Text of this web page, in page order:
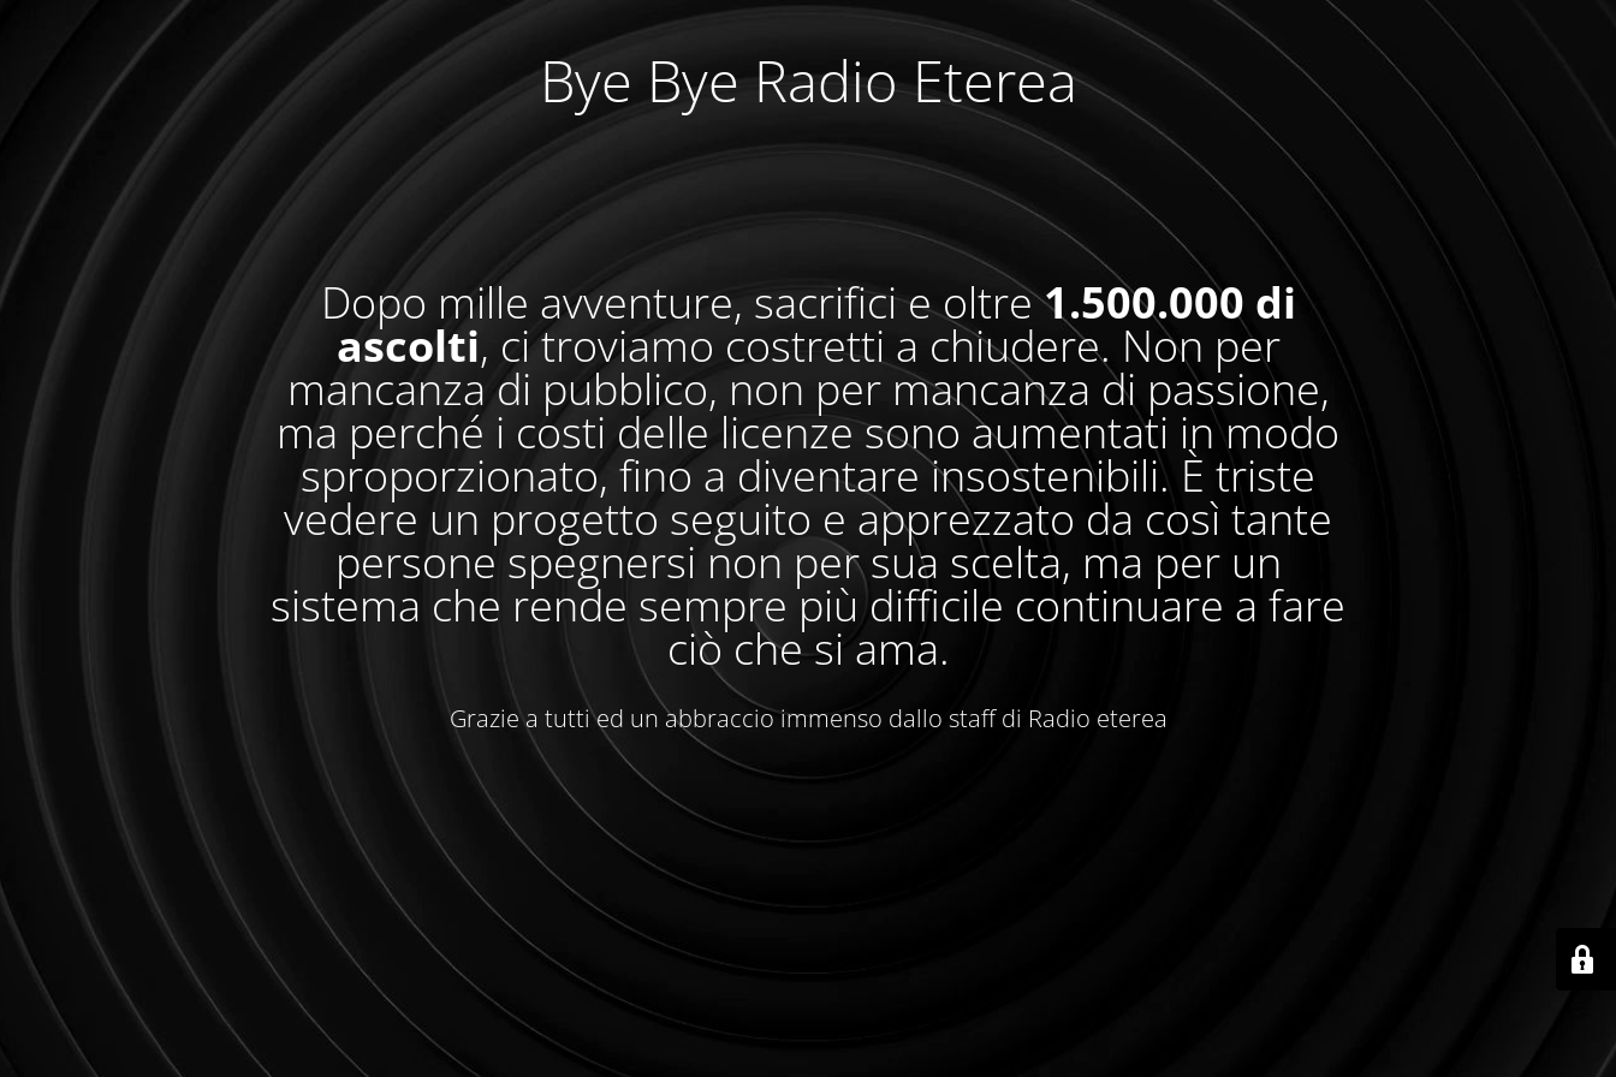
Bye Bye Radio Eterea
Dopo mille avventure, sacrifici e oltre1.500.000 di
ascolti, ci troviamo costretti a chiudere. Non per
mancanza di pubblico, non per mancanza di passione,
ma perché i costi delle licenze sono aumentati in modo
sproporzionato, fino a diventare insostenibili. È triste
vedere un progetto seguito e apprezzato da così tante
persone spegnersi non per sua scelta, ma per un
sistema che rende sempre più difficile continuare a fare
ciò che si ama.
Grazie a tutti ed un abbraccio immenso dallo staff di Radio eterea